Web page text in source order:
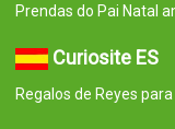
Prendas do Pai Natal
Curiosite ES
Regalos de Reyes